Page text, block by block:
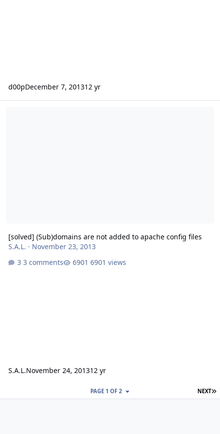
d00pDecember 7, 201312 yr
[solved] (Sub)domains are not added to apache config files
S.A.L. · November 23, 2013
3 comments
6901 views
S.A.L.November 24, 201312 yr
NEXT
PAGE 1 OF 2